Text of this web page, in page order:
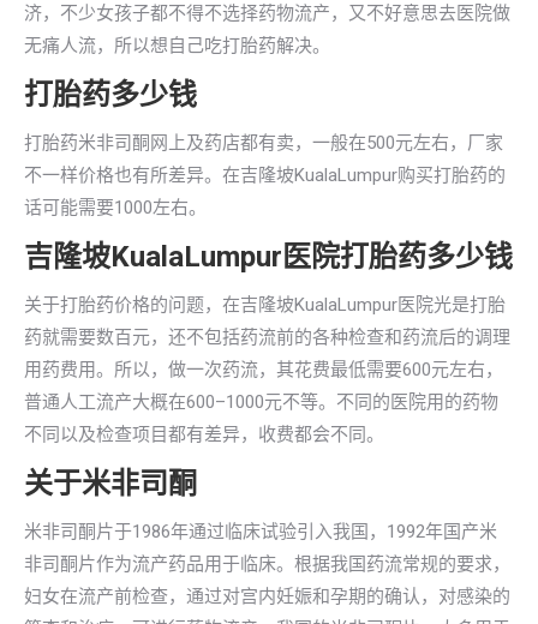
济，不少女孩子都不得不选择药物流产，又不好意思去医院做
无痛人流，所以想自己吃打胎药解决。
打胎药多少钱
打胎药米非司酮网上及药店都有卖，一般在500元左右，厂家
不一样价格也有所差异。在吉隆坡KualaLumpur购买打胎药的
话可能需要1000左右。
吉隆坡KualaLumpur医院打胎药多少钱
关于打胎药价格的问题，在吉隆坡KualaLumpur医院光是打胎
药就需要数百元，还不包括药流前的各种检查和药流后的调理
用药费用。所以，做一次药流，其花费最低需要600元左右，
普通人工流产大概在600–1000元不等。不同的医院用的药物
不同以及检查项目都有差异，收费都会不同。
关于米非司酮
米非司酮片于1986年通过临床试验引入我国，1992年国产米
非司酮片作为流产药品用于临床。根据我国药流常规的要求，
妇女在流产前检查，通过对宫内妊娠和孕期的确认，对感染的